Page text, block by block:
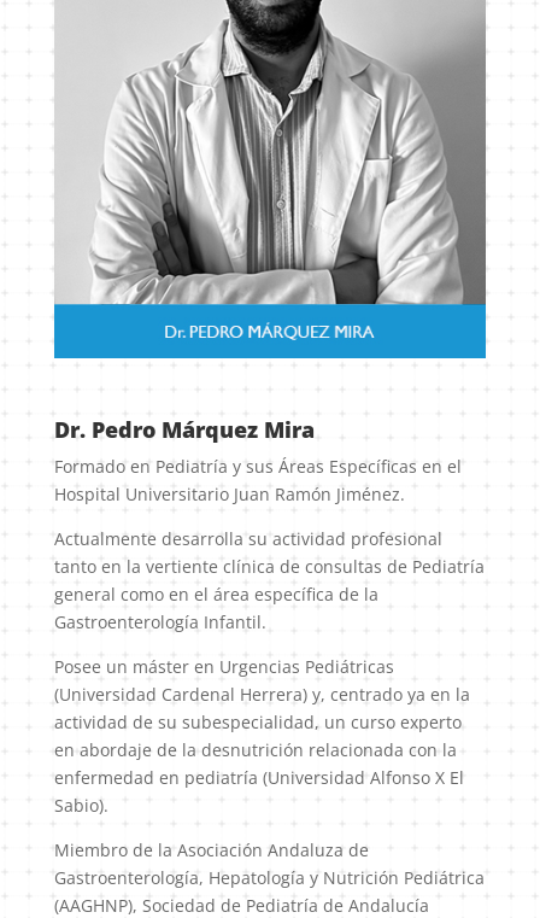
Dr. Pedro Márquez Mira
Formado en Pediatría y sus Áreas Específicas en el
Hospital Universitario Juan Ramón Jiménez.
Actualmente desarrolla su actividad profesional
tanto en la vertiente clínica de consultas de Pediatría
general como en el área específica de la
Gastroenterología Infantil.
Posee un máster en Urgencias Pediátricas
(Universidad Cardenal Herrera) y, centrado ya en la
actividad de su subespecialidad, un curso experto
en abordaje de la desnutrición relacionada con la
enfermedad en pediatría (Universidad Alfonso X El
Sabio).
Miembro de la Asociación Andaluza de
Gastroenterología, Hepatología y Nutrición Pediátrica
(AAGHNP), Sociedad de Pediatría de Andalucía